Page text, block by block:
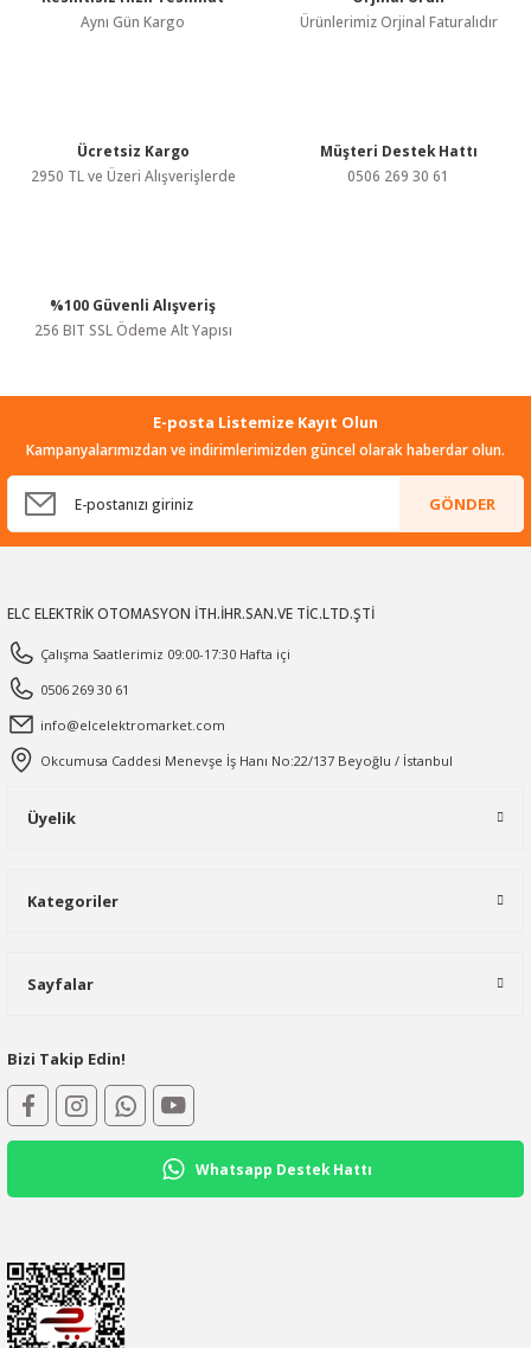
Ürün resmi kalitesiz, bozuk veya görüntülenemiyor.
Bu ürüne benzer farklı alternatifler olmalı.
Aynı Gün Kargo
Ürünlerimiz Orjinal Faturalıdır
Ücretsiz Kargo
2950 TL ve Üzeri Alışverişlerde
Müşteri Destek Hattı
0506 269 30 61
%100 Güvenli Alışveriş
256 BIT SSL Ödeme Alt Yapısı
E-posta Listemize Kayıt Olun
Kampanyalarımızdan ve indirimlerimizden güncel olarak haberdar olun.
GÖNDER
ELC ELEKTRİK OTOMASYON İTH.İHR.SAN.VE TİC.LTD.ŞTİ
Çalışma Saatlerimiz 09:00-17:30 Hafta içi
0506 269 30 61
info@elcelektromarket.com
Okcumusa Caddesi Menevşe İş Hanı No:22/137 Beyoğlu / İstanbul
Üyelik
Kategoriler
Sayfalar
Bizi Takip Edin!
Whatsapp Destek Hattı